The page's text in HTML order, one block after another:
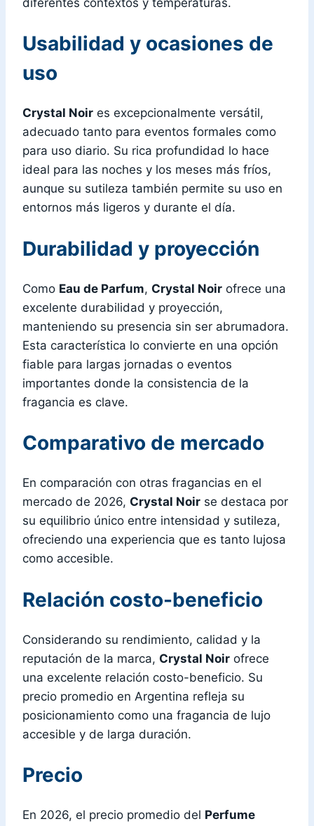
Usabilidad y ocasiones de
uso
Crystal Noir es excepcionalmente versátil,
adecuado tanto para eventos formales como
para uso diario. Su rica profundidad lo hace
ideal para las noches y los meses más fríos,
aunque su sutileza también permite su uso en
entornos más ligeros y durante el día.
Durabilidad y proyección
Como Eau de Parfum, Crystal Noir ofrece una
excelente durabilidad y proyección,
manteniendo su presencia sin ser abrumadora.
Esta característica lo convierte en una opción
fiable para largas jornadas o eventos
importantes donde la consistencia de la
fragancia es clave.
Comparativo de mercado
En comparación con otras fragancias en el
mercado de 2026, Crystal Noir se destaca por
su equilibrio único entre intensidad y sutileza,
ofreciendo una experiencia que es tanto lujosa
como accesible.
Relación costo-beneficio
Considerando su rendimiento, calidad y la
reputación de la marca, Crystal Noir ofrece
una excelente relación costo-beneficio. Su
precio promedio en Argentina refleja su
posicionamiento como una fragancia de lujo
accesible y de larga duración.
Precio
En 2026, el precio promedio del Perfume